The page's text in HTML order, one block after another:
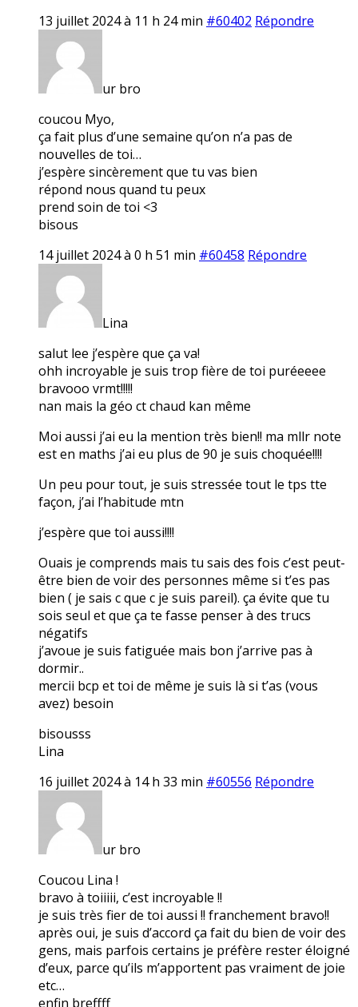
13 juillet 2024 à 11 h 24 min #60402 Répondre
ur bro
coucou Myo,
ça fait plus d’une semaine qu’on n’a pas de
nouvelles de toi…
j’espère sincèrement que tu vas bien
répond nous quand tu peux
prend soin de toi <3
bisous
14 juillet 2024 à 0 h 51 min #60458 Répondre
Lina
salut lee j’espère que ça va!
ohh incroyable je suis trop fière de toi puréeeee
bravooo vrmt!!!!!
nan mais la géo ct chaud kan même
Moi aussi j’ai eu la mention très bien!! ma mllr note
est en maths j’ai eu plus de 90 je suis choquée!!!!
Un peu pour tout, je suis stressée tout le tps tte
façon, j’ai l’habitude mtn
j’espère que toi aussi!!!!
Ouais je comprends mais tu sais des fois c’est peut-
être bien de voir des personnes même si t’es pas
bien ( je sais c que c je suis pareil). ça évite que tu
sois seul et que ça te fasse penser à des trucs
négatifs
j’avoue je suis fatiguée mais bon j’arrive pas à
dormir..
mercii bcp et toi de même je suis là si t’as (vous
avez) besoin
bisousss
Lina
16 juillet 2024 à 14 h 33 min #60556 Répondre
ur bro
Coucou Lina !
bravo à toiiiii, c’est incroyable !!
je suis très fier de toi aussi !! franchement bravo!!
après oui, je suis d’accord ça fait du bien de voir des
gens, mais parfois certains je préfère rester éloigné
d’eux, parce qu’ils m’apportent pas vraiment de joie
etc…
enfin breffff